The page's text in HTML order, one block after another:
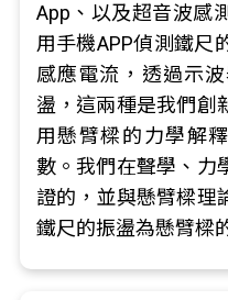
App、以及超音波感
用手機APP偵測鐵尺
感應電流，透過示
盪，這兩種是我們創
用懸臂樑的力學解
數。我們在聲學、力
證的，並與懸臂樑理
鐵尺的振盪為懸臂樑